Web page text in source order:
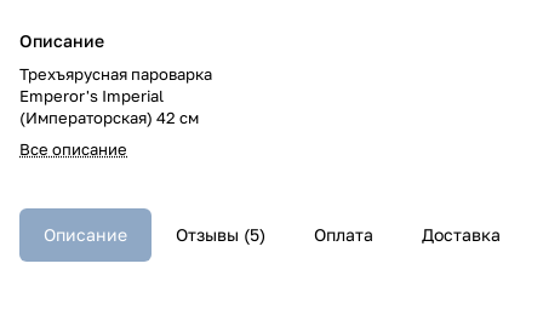
Описание
Трехъярусная пароварка
Emperor's Imperial
(Императорская) 42 см
Все описание
Описание Отзывы (5) Оплата Доставка